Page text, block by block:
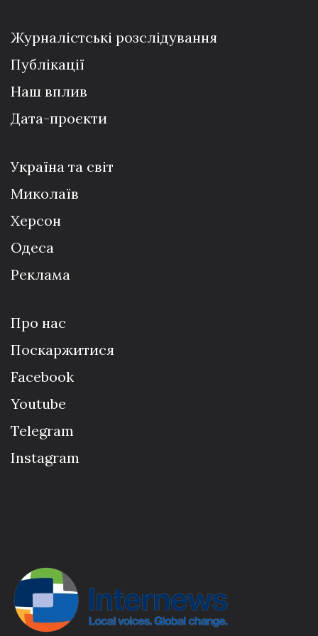
Журналістські розслідування
Публікації
Наш вплив
Дата-проєкти
Україна та світ
Миколаїв
Херсон
Одеса
Реклама
Про нас
Поскаржитися
Facebook
Youtube
Telegram
Instagram